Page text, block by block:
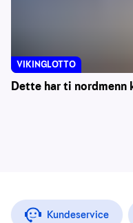
Dette har ti nordmenn
VIKINGLOTTO
Kundeservice